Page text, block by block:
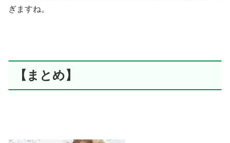
ぎますね。
【まとめ】